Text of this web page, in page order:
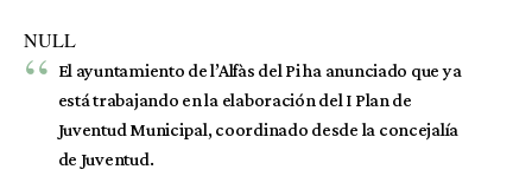
NULL
El ayuntamiento de l’Alfàs del Pi ha anunciado que ya
está trabajando en la elaboración del I Plan de
Juventud Municipal, coordinado desde la concejalía
de Juventud.